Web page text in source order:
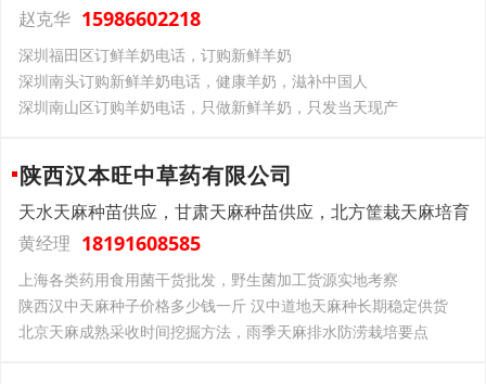
赵克华 15986602218
深圳福田区订鲜羊奶电话，订购新鲜羊奶
深圳南头订购新鲜羊奶电话，健康羊奶，滋补中国人
深圳南山区订购羊奶电话，只做新鲜羊奶，只发当天现产
陕西汉本旺中草药有限公司
天水天麻种苗供应，甘肃天麻种苗供应，北方筐栽天麻培育
黄经理 18191608585
上海各类药用食用菌干货批发，野生菌加工货源实地考察
陕西汉中天麻种子价格多少钱一斤 汉中道地天麻种长期稳定供货
北京天麻成熟采收时间挖掘方法，雨季天麻排水防涝栽培要点